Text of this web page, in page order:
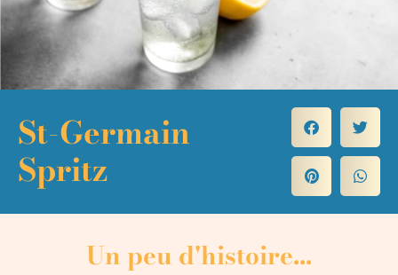
St-Germain
Spritz
Un peu d'histoire...